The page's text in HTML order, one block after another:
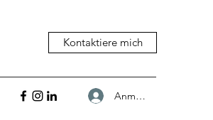
Kontaktiere mich
Anmelden